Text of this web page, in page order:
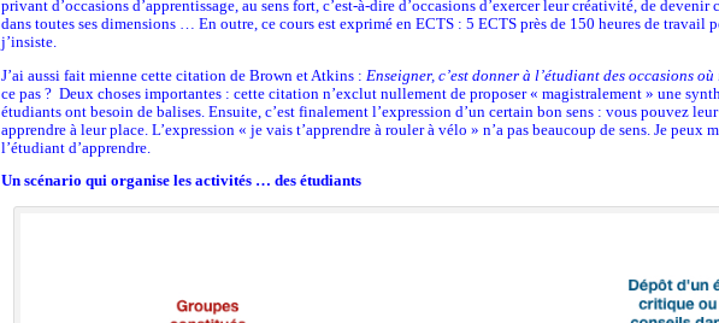
privant d’occasions d’apprentissage, au sens fort, c’est-à-dire d’occasions d’exercer leur créativité, de devenir
dans toutes ses dimensions … En outre, ce cours est exprimé en ECTS : 5 ECTS près de 150 heures de travail
j’insiste.
J’ai aussi fait mienne cette citation de Brown et Atkins : Enseigner, c’est donner à l’étudiant des occasions
ce pas ? Deux choses importantes : cette citation n’exclut nullement de proposer « magistralement » une
étudiants ont besoin de balises. Ensuite, c’est finalement l’expression d’un certain bon sens : vous pouvez
apprendre à leur place. L’expression « je vais t’apprendre à rouler à vélo » n’a pas beaucoup de sens. Je peux
l’étudiant d’apprendre.
Un scénario qui organise les activités … des étudiants